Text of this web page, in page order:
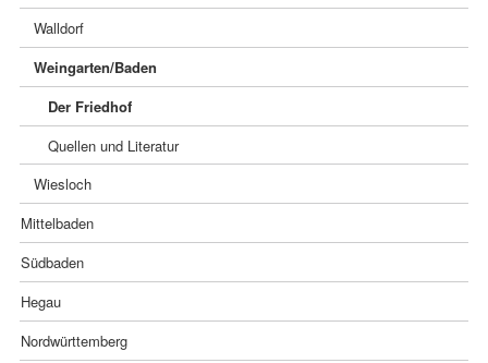
Walldorf
Weingarten/Baden
Der Friedhof
Quellen und Literatur
Wiesloch
Mittelbaden
Südbaden
Hegau
Nordwürttemberg